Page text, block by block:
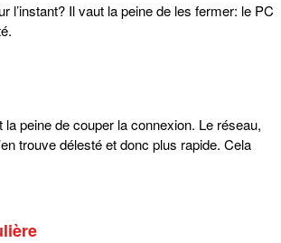
l’instant? Il vaut la peine de les fermer: le PC
peine de couper la connexion. Le réseau,
trouve délesté et donc plus rapide. Cela